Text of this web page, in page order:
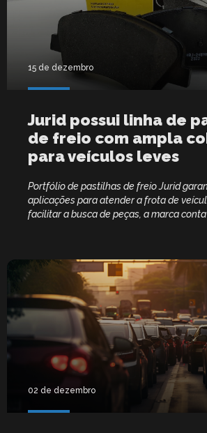
15 de dezembro
Jurid possui linha de
de freio com ampla
para veículos leves
Portfólio de pastilhas de freio Jurid
aplicações para atender a frota de
facilitar a busca de peças, a marca
02 de dezembro